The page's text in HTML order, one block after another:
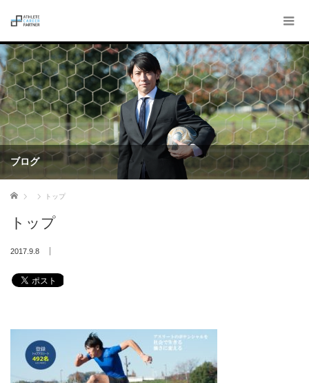
ブログ
ホーム トップ
トップ
2017.9.8